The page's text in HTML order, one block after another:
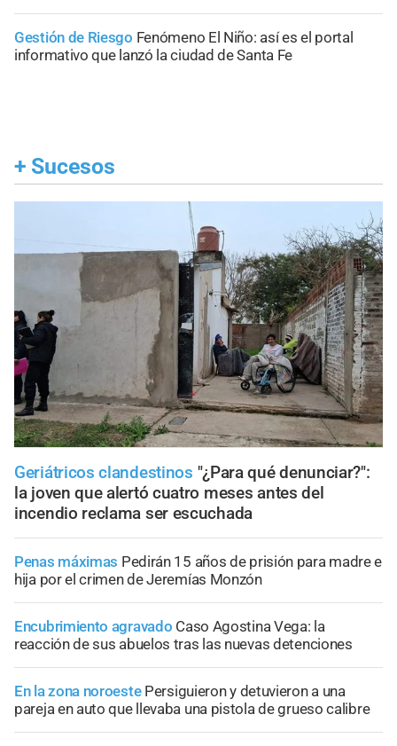
Gestión de Riesgo Fenómeno El Niño: así es el portal
informativo que lanzó la ciudad de Santa Fe
+ Sucesos
Geriátricos clandestinos "¿Para qué denunciar?":
la joven que alertó cuatro meses antes del
incendio reclama ser escuchada
Penas máximas Pedirán 15 años de prisión para madre e
hija por el crimen de Jeremías Monzón
Encubrimiento agravado Caso Agostina Vega: la
reacción de sus abuelos tras las nuevas detenciones
En la zona noroeste Persiguieron y detuvieron a una
pareja en auto que llevaba una pistola de grueso calibre